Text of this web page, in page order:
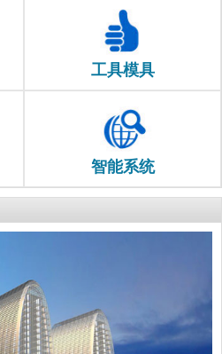
工具模具
智能系统